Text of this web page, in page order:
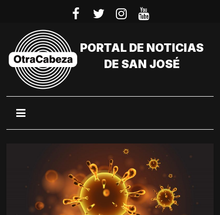
PORTAL DE NOTICIAS
DE SAN JOSÉ